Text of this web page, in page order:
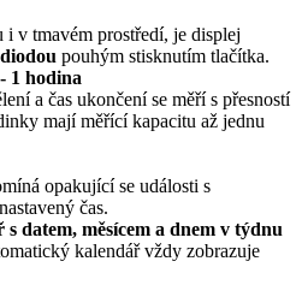
v tmavém prostředí, je displej
pouhým stisknutím tlačítka.
1 hodina
a čas ukončení se měří s přesností
mají měřící kapacitu až jednu
opakující se události s
čas.
datem, měsícem a dnem v týdnu
kalendář vždy zobrazuje